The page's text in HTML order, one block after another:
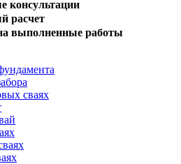
консультации
расчет
выполненные работы
сваях